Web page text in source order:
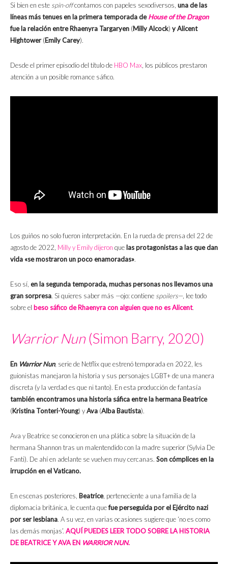
Si bien en este spin-offcontamos con papeles sexodiversos, una de las
líneas más tenues en la primera temporada deHouse of the Dragon
fue la relación entre Rhaenyra Targaryen (Milly Alcock) yAlicent
Hightower(Emily Carey).
Desde el primer episodio del título de HBO Max, los públicos prestaron
atención a un posible romance sáfico.
Los guiños no solo fueron interpretación. En la rueda de prensa del 22 de
agosto de 2022, Milly y Emily dijeron que las protagonistas a las que dan
vida «se mostraron un poco enamoradas».
Eso sí, en la segunda temporada, muchas personas nos llevamos una
gran sorpresa. Si quieres saber más —ojo: contiene spoilers—, lee todo
sobre el beso sáfico de Rhaenyra con alguien que no es Alicent.
Warrior Nun(Simon Barry, 2020)
En Warrior Nun, serie de Netflix que estrenó temporada en 2022, les
guionistas manejaron la historia y sus personajes LGBT+ de una manera
discreta (y la verdad es que ni tanto). En esta producción de fantasía
también encontramos una historia sáficaentre la hermana Beatrice
(Kristina Tonteri-Young) yAva (Alba Bautista).
Ava y Beatrice se conocieron en una plática sobre la situación de la
hermana Shannon tras un malentendido con la madre superior (Sylvia De
Fanti). De ahí en adelante se vuelven muy cercanas. Son cómplices en la
irrupción en el Vaticano.
En escenas posteriores, Beatrice, perteneciente a una familia de la
diplomacia británica, le cuenta quefue perseguida por el Ejército nazi
por ser lesbiana. A su vez, en varias ocasiones sugiere que ‘no es como
las demás monjas’. AQUÍ PUEDES LEER TODO SOBRE LA HISTORIA
DE BEATRICE Y AVA EN WARRIOR NUN.